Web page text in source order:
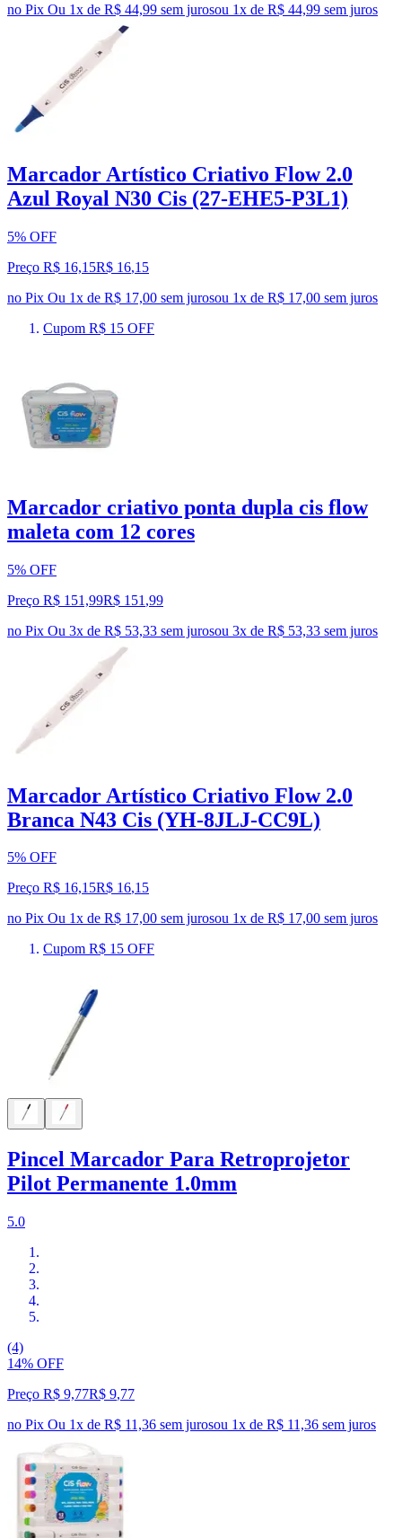
no Pix Ou 1x de R$ 44,99 sem jurosou 1x de R$ 44,99 sem juros
Marcador Artístico Criativo Flow 2.0
Azul Royal N30 Cis (27-EHE5-P3L1)
5% OFF
Preço R$ 16,15R$ 16,15
no Pix Ou 1x de R$ 17,00 sem jurosou 1x de R$ 17,00 sem juros
Cupom R$ 15 OFF
Marcador criativo ponta dupla cis flow
maleta com 12 cores
5% OFF
Preço R$ 151,99R$ 151 ,99
no Pix Ou 3x de R$ 53,33 sem jurosou 3x de R$ 53,33 sem juros
Marcador Artístico Criativo Flow 2.0
Branca N43 Cis (YH-8JLJ-CC9L)
5% OFF
Preço R$ 16,15R$ 16,15
no Pix Ou 1x de R$ 17,00 sem jurosou 1x de R$ 17,00 sem juros
Cupom R$ 15 OFF
Pincel Marcador Para Retroprojetor
Pilot Permanente 1.0mm
5.0
(4)
14% OFF
Preço R$ 9,77R$ 9,77
no Pix Ou 1x de R$ 11,36 sem jurosou 1x de R$ 11,36 sem juros